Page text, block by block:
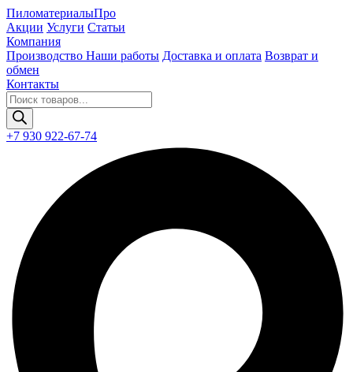
ПиломатериалыПро
Акции Услуги Статьи
Компания
Производство Наши работы Доставка и оплата Возврат и
обмен
Контакты
Поиск
товаров
+7 930 922-67-74